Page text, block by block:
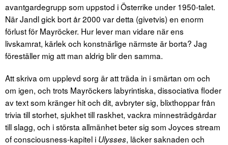
avantgardegrupp som uppstod i Österrike under 1950-talet.
När Jandl gick bort år 2000 var detta (givetvis) en enorm
förlust för Mayröcker. Hur lever man vidare när ens
livskamrat, kärlek och konstnärlige närmste är borta? Jag
föreställer mig att man aldrig blir den samma.
Att skriva om upplevd sorg är att träda in i smärtan om och
om igen, och trots Mayröckers labyrintiska, dissociativa floder
av text som kränger hit och dit, avbryter sig, blixthoppar från
trivia till storhet, sjukhet till raskhet, vackra minnesträdgårdar
till slagg, och i största allmänhet beter sig som Joyces stream
of consciousness-kapitel i Ulysses, läcker saknaden och